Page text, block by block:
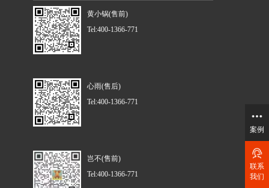
黄小锅(售前)
Tel:400-1366-771
心雨(售后)
Tel:400-1366-771
岂不(售前)
Tel:400-1366-771
案例
联系
我们